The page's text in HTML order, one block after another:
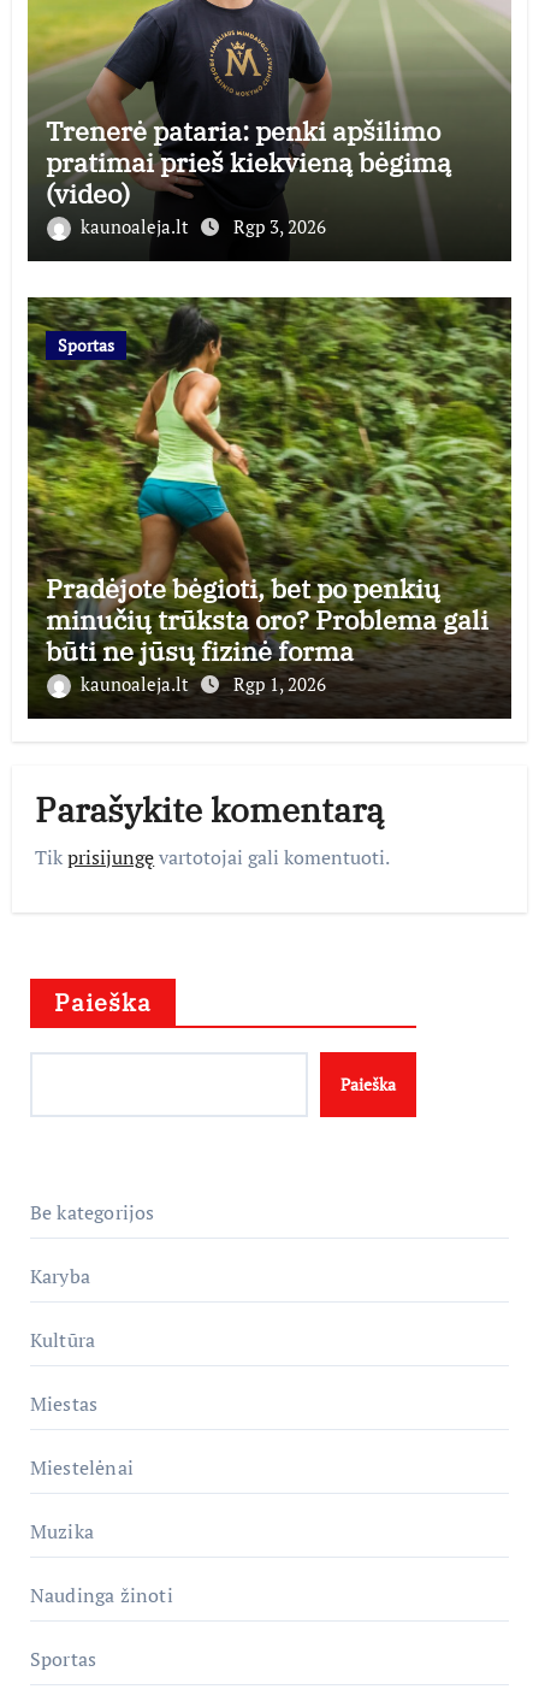
Trenerė pataria: penki apšilimo
pratimai prieš kiekvieną bėgimą
(video)
kaunoaleja.lt Rgp 3, 2026
Sportas
Pradėjote bėgioti, bet po penkių
minučių trūksta oro? Problema gali
būti ne jūsų fizinė forma
kaunoaleja.lt Rgp 1, 2026
Parašykite komentarą
Tikprisijungęvartotojai gali komentuoti.
Paieška
Paieška
Be kategorijos
Karyba
Kultūra
Miestas
Miestelėnai
Muzika
Naudinga žinoti
Sportas